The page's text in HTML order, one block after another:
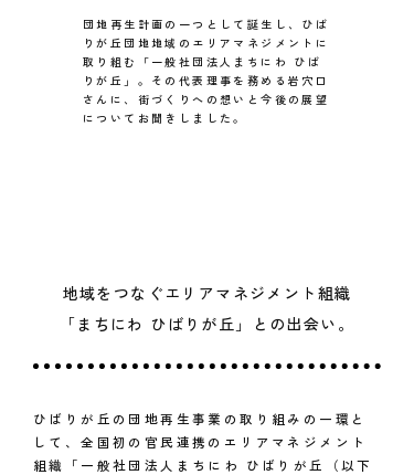
団地再生計画の一つとして誕生し、ひば
りが丘団地地域のエリアマネジメントに
取り組む「一般社団法人まちにわ ひば
りが丘」。その代表理事を務める岩穴口
さんに、街づくりへの想いと今後の展望
についてお聞きしました。
地域をつなぐエリアマネジメント組織
「まちにわ ひばりが丘」との出会い。
ひばりが丘の団地再生事業の取り組みの一環と
して、全国初の官民連携のエリアマネジメント
組織「一般社団法人まちにわ ひばりが丘（以下